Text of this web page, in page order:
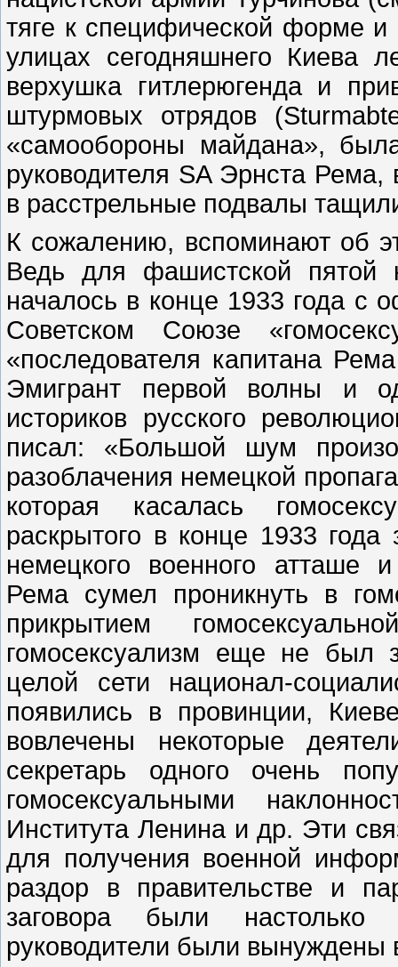
тяге к специфической форме
улицах сегодняшнего Киева
верхушка гитлерюгенда и
штурмовых отрядов
«самообороны майдана»,
руководителя SA Эрнста
в расстрельные подвалы
К сожалению, вспоминают об
Ведь для фашистской пятой
началось в конце 1933 года с
Советском Союзе
«последователя капитана
Эмигрант первой волны и
историков русского
писал: «Большой шум
разоблачения немецкой
которая касалась
раскрытого в конце 1933
немецкого военного атташе
Рема сумел проникнуть в
прикрытием
гомосексуализм еще не был
целой сети национал-
появились в провинции,
вовлечены некоторые
секретарь одного очень
гомосексуальными
Института Ленина и др. Эти
для получения военной
раздор в правительстве и
заговора были
руководители были вынуждены